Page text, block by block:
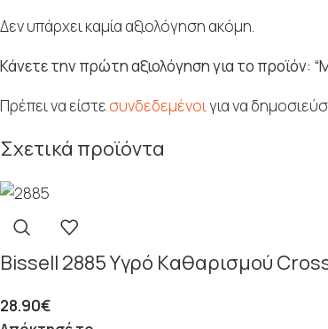
Δεν υπάρχει καμία αξιολόγηση ακόμη.
Κάνετε την πρώτη αξιολόγηση για το προϊόν:
Πρέπει να είστε συνδεδεμένοιγια να
Σχετικά προϊόντα
Bissell 2885 Yγρό Kαθαρισμού
28.90€